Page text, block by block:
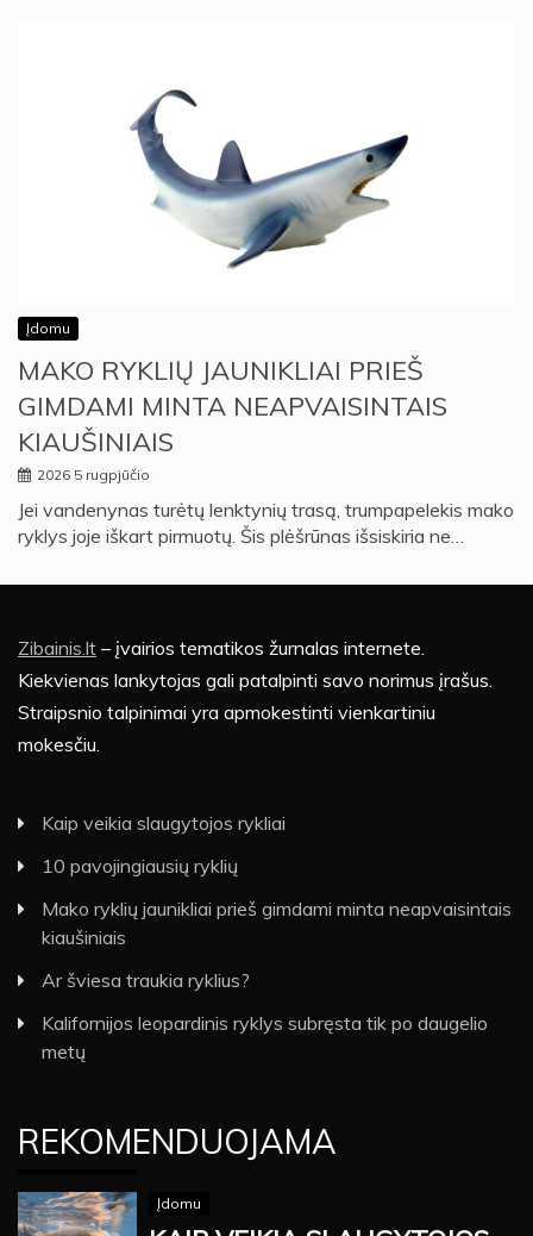
Įdomu
MAKO RYKLIŲ JAUNIKLIAI PRIEŠ
GIMDAMI MINTA NEAPVAISINTAIS
KIAUŠINIAIS
2026 5 rugpjūčio
Jei vandenynas turėtų lenktynių trasą, trumpapelekis mako
ryklys joje iškart pirmuotų. Šis plėšrūnas išsiskiria ne…
Zibainis.lt – įvairios tematikos žurnalas internete.
Kiekvienas lankytojas gali patalpinti savo norimus įrašus.
Straipsnio talpinimai yra apmokestinti vienkartiniu
mokesčiu.
Kaip veikia slaugytojos rykliai
10 pavojingiausių ryklių
Mako ryklių jaunikliai prieš gimdami minta neapvaisintais
kiaušiniais
Ar šviesa traukia ryklius?
Kalifornijos leopardinis ryklys subręsta tik po daugelio
metų
REKOMENDUOJAMA
Įdomu